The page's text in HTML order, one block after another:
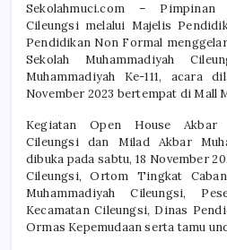
Sekolahmuci.com – Pimpinan
Cileungsi melalui Majelis
Pendidikan Non Formal
Sekolah Muhammadiyah
Muhammadiyah Ke-111, acara
November 2023 bertempat di Mall
Kegiatan Open House Akbar
Cileungsi dan Milad Akbar
dibuka pada sabtu, 18 November
Cileungsi, Ortom Tingkat
Muhammadiyah Cileungsi,
Kecamatan Cileungsi, Dinas
Ormas Kepemudaan serta tamu